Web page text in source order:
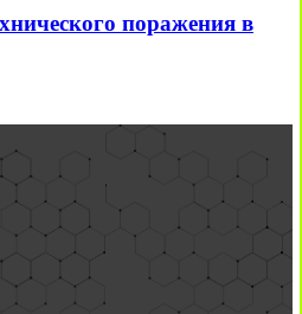
поражения в